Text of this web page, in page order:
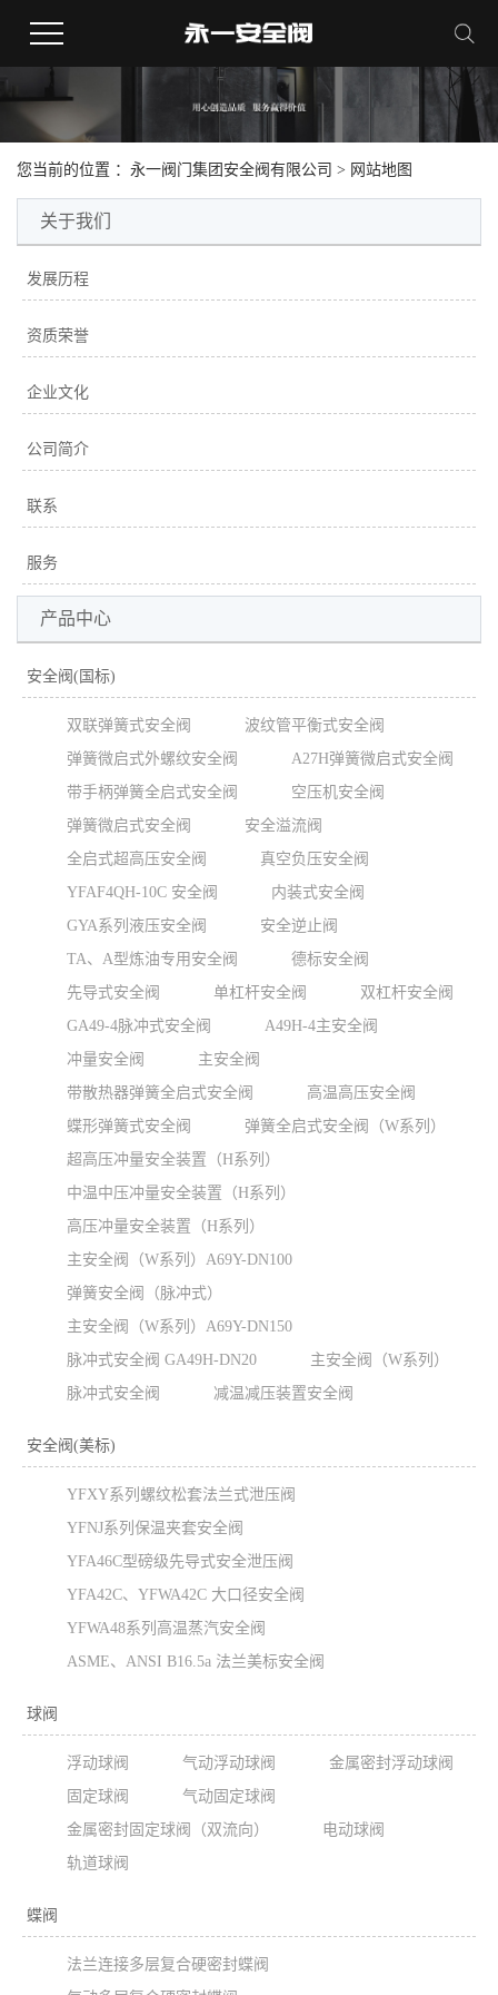
您当前的位置 ： 永一阀门集团安全阀有限公司 > 网站地图
关于我们
发展历程
资质荣誉
企业文化
公司简介
联系
服务
产品中心
安全阀(国标)
双联弹簧式安全阀
波纹管平衡式安全阀
弹簧微启式外螺纹安全阀
A27H弹簧微启式安全阀
带手柄弹簧全启式安全阀
空压机安全阀
弹簧微启式安全阀
安全溢流阀
全启式超高压安全阀
真空负压安全阀
YFAF4QH-10C 安全阀
内装式安全阀
GYA系列液压安全阀
安全逆止阀
TA、A型炼油专用安全阀
德标安全阀
先导式安全阀
单杠杆安全阀
双杠杆安全阀
GA49-4脉冲式安全阀
A49H-4主安全阀
冲量安全阀
主安全阀
带散热器弹簧全启式安全阀
高温高压安全阀
蝶形弹簧式安全阀
弹簧全启式安全阀（W系列）
超高压冲量安全装置（H系列）
中温中压冲量安全装置（H系列）
高压冲量安全装置（H系列）
主安全阀（W系列）A69Y-DN100
弹簧安全阀（脉冲式）
主安全阀（W系列）A69Y-DN150
脉冲式安全阀 GA49H-DN20
主安全阀（W系列）
脉冲式安全阀
减温减压装置安全阀
安全阀(美标)
YFXY系列螺纹松套法兰式泄压阀
YFNJ系列保温夹套安全阀
YFA46C型磅级先导式安全泄压阀
YFA42C、YFWA42C 大口径安全阀
YFWA48系列高温蒸汽安全阀
ASME、ANSI B16.5a 法兰美标安全阀
球阀
浮动球阀 气动浮动球阀
金属密封浮动球阀
固定球阀
气动固定球阀
金属密封固定球阀（双流向）
电动球阀
轨道球阀
蝶阀
法兰连接多层复合硬密封蝶阀